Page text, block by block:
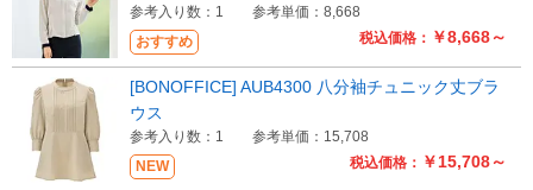
おすすめ 税込価格： ￥8,668～
参考入り数：1 参考単価：8,668
NEW 税込価格： ￥15,708～
[BONOFFICE] AUB4300 八分袖チュニック丈ブラ
ウス
参考入り数：1 参考単価：15,708